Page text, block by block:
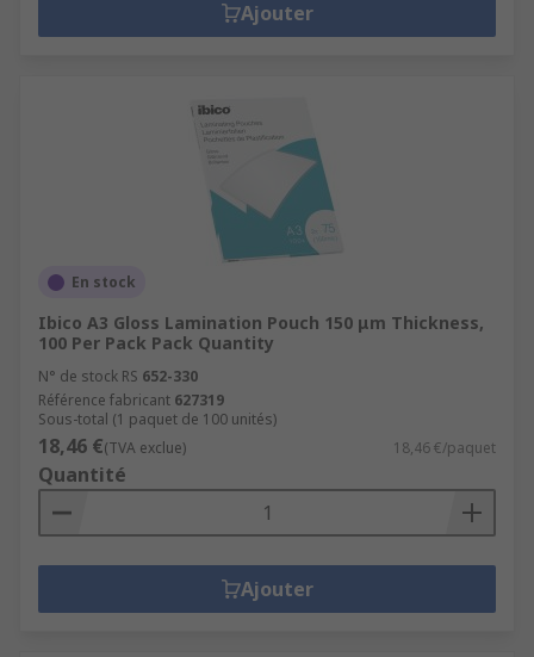
Ajouter
En stock
Ibico A3 Gloss Lamination Pouch 150 μm Thickness,
100 Per Pack Pack Quantity
N° de stock RS 652-330
Référence fabricant 627319
Sous-total (1 paquet de 100 unités)
18,46 €(TVA exclue) 18,46 €/paquet
Quantité
Ajouter